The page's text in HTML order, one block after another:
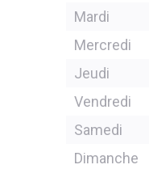
Mardi
Mercredi
Jeudi
Vendredi
Samedi
Dimanche